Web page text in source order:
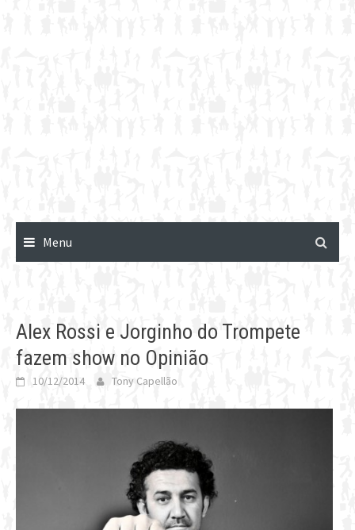
Menu
Alex Rossi e Jorginho do Trompete
fazem show no Opinião
10/12/2014 Tony Capellão